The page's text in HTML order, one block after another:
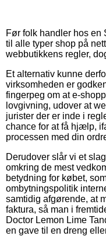
Før folk handler hos en
til alle typer shop på
webbutikkens regler,
Et alternativ kunne
virksomheden er
fingerpeg om at e-
lovgivning, udover at
jurister der er inde i
chance for at få hjælp,
processen med din
Derudover slår vi et
omkring de mest
betydning for købet,
ombytningspolitik
samtidig afgørende, at
faktura, så man i
Doctor Lemon Lime
en gave til en dreng